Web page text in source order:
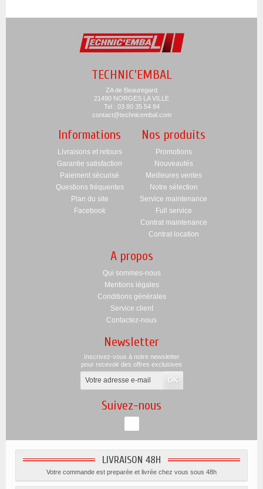
TECHNIC'EMBAL
ZA de Beauregard
21490 NORGES LA VILLE
Tel : 03 80 35 54 84
contact@technicembal.com
Informations
Livraisons et retours
Garantie satisfaction
Paiement sécurisé
Questions fréquentes
Plan du site
Facebook
Nos produits
Promotions
Nouveautés
Meilleures ventes
Notre sélection
Service maintenance
Full service
Contrat maintenance
Contrat location
A propos
Qui sommes-nous
Mentions légales
Conditions générales
Service client
Contactez-nous
Newsletter
Inscrivez-vous à notre newsletter
pour recevoir des offres exclusives
Suivez-nous
LIVRAISON 48H
Votre commande est preparée et livrée chez vous sous 48h